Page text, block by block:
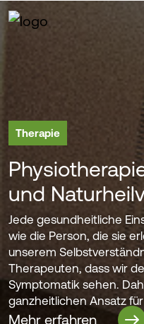
Training
Modernes
Unser Engagement für
Wohlbefinden endet
Mit einem modernen
Ihren Weg auch
Therapeutinnen
Trainingsplan und
Mehr erfahren